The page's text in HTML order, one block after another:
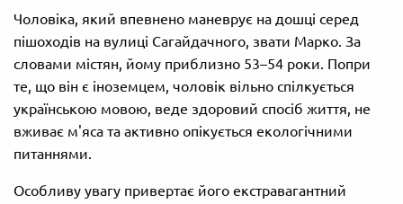
Чоловіка, який впевнено маневрує на дошці серед
пішоходів на вулиці Сагайдачного, звати Марко. За
словами містян, йому приблизно 53–54 роки. Попри
те, що він є іноземцем, чоловік вільно спілкується
українською мовою, веде здоровий спосіб життя, не
вживає м'яса та активно опікується екологічними
питаннями.
Особливу увагу привертає його екстравагантний